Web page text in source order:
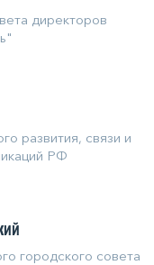
директоров
развития, связи и
РФ
городского совета